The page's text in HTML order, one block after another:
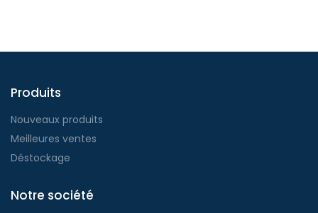
Produits
Nouveaux produits
Meilleures ventes
Déstockage
Notre société